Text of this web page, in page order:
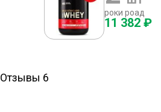
роки роад
11 382 ₽
Отзывы 6